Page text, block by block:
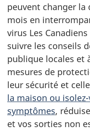
peuvent changer la
mois en
virus Les
suivre les conseils
publique locales et
mesures de
leur sécurité et
la maison ou
symptômes,
et vos sorties non